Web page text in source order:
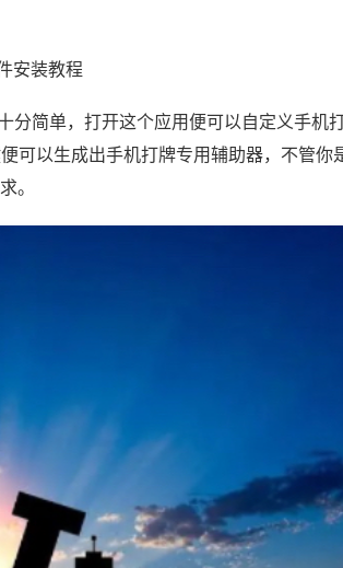
安装教程
分简单，打开这个应用便可以自定义手机
可以生成出手机打牌专用辅助器，不管你
。